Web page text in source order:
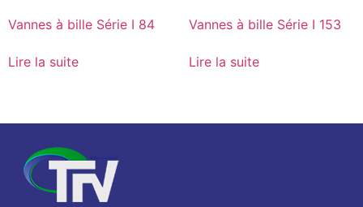
Vannes à bille Série I 84
Lire la suite
Vannes à bille Série I 153
Lire la suite